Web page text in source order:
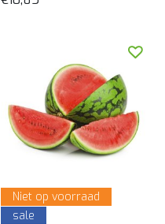
Niet op voorraad
sale